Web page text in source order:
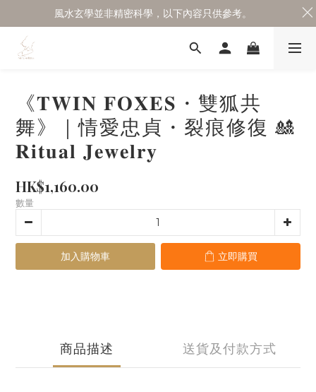
《𝐓𝐖𝐈𝐍 𝐅𝐎𝐗𝐄𝐒・雙狐共
舞》｜情愛忠貞・裂痕修復 🎎
𝐑𝐢𝐭𝐮𝐚𝐥 𝐉𝐞𝐰𝐞𝐥𝐫𝐲
HK$1,160.00
數量
加入購物車 立即購買
商品描述 送貨及付款方式
風水玄學並非精密科學，以下內容只供參考。